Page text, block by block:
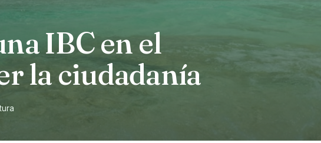
IBC en el
la ciudadanía